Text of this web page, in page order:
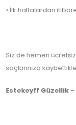
• İlk haftalardan
Siz de hemen
saçlarınıza
Estekeyff Güzellik –